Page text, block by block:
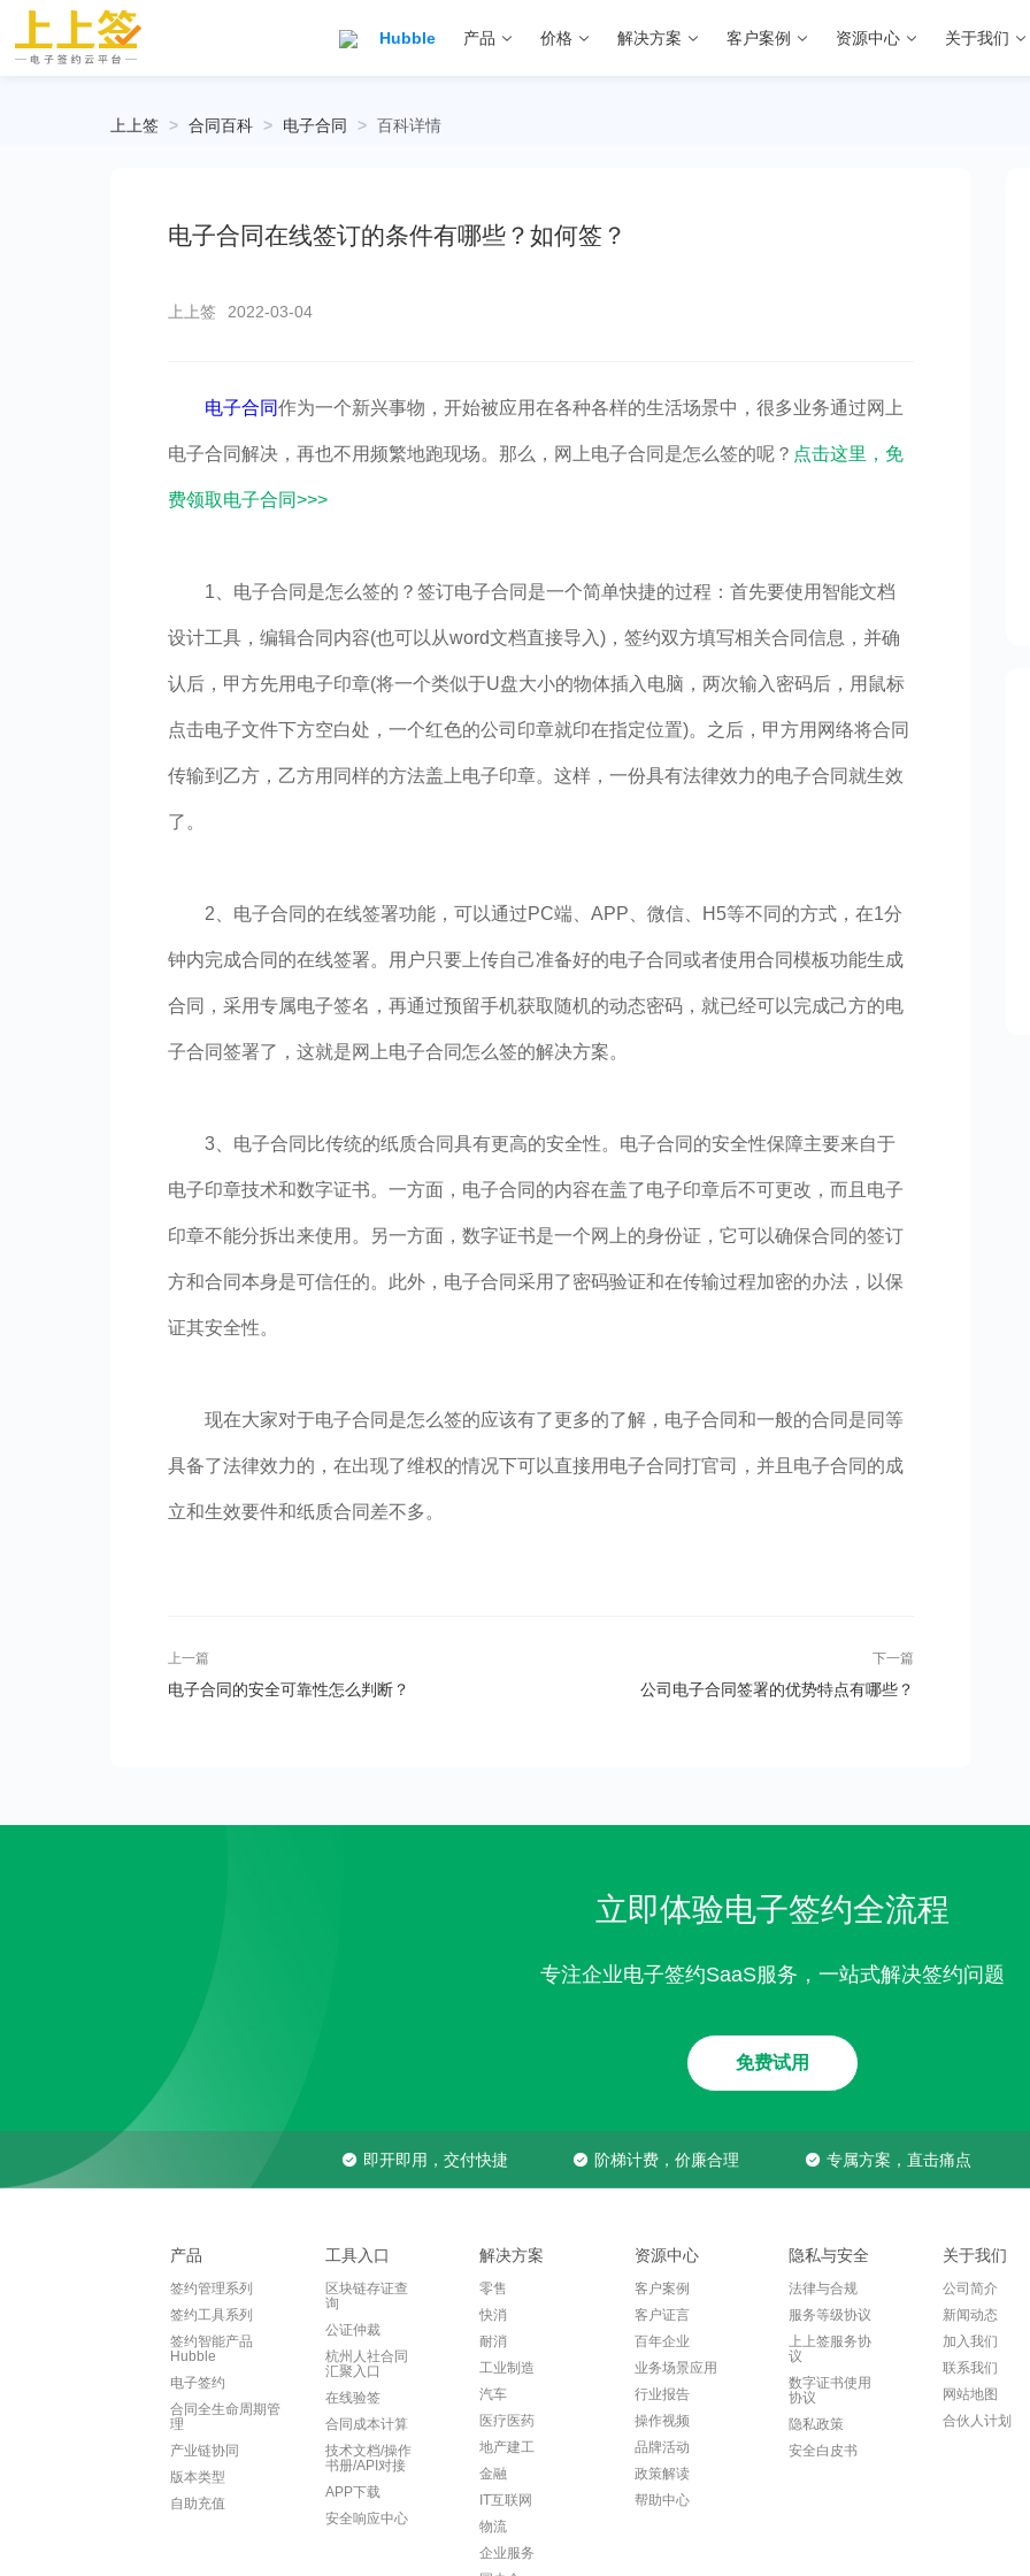
Hubble 产品 价格 解决方案 客户案例 资源中心 关于我们
上上签 > 合同百科 > 电子合同 > 百科详情
电子合同在线签订的条件有哪些？如何签？
上上签 2022-03-04
电子合同作为一个新兴事物，开始被应用在各种各样的生活场景中，很多业务通过网上
电子合同解决，再也不用频繁地跑现场。那么，网上电子合同是怎么签的呢？ 点击这里，免
费领取电子合同>>>
1、电子合同是怎么签的？签订电子合同是一个简单快捷的过程：首先要使用智能文档
设计工具，编辑合同内容(也可以从word文档直接导入)，签约双方填写相关合同信息，并确
认后，甲方先用电子印章(将一个类似于U盘大小的物体插入电脑，两次输入密码后，用鼠标
点击电子文件下方空白处，一个红色的公司印章就印在指定位置)。之后，甲方用网络将合同
传输到乙方，乙方用同样的方法盖上电子印章。这样，一份具有法律效力的电子合同就生效
了。
2、电子合同的在线签署功能，可以通过PC端、APP、微信、H5等不同的方式，在1分
钟内完成合同的在线签署。用户只要上传自己准备好的电子合同或者使用合同模板功能生成
合同，采用专属电子签名，再通过预留手机获取随机的动态密码，就已经可以完成己方的电
子合同签署了，这就是网上电子合同怎么签的解决方案。
3、电子合同比传统的纸质合同具有更高的安全性。电子合同的安全性保障主要来自于
电子印章技术和数字证书。一方面，电子合同的内容在盖了电子印章后不可更改，而且电子
印章不能分拆出来使用。另一方面，数字证书是一个网上的身份证，它可以确保合同的签订
方和合同本身是可信任的。此外，电子合同采用了密码验证和在传输过程加密的办法，以保
证其安全性。
现在大家对于电子合同是怎么签的应该有了更多的了解，电子合同和一般的合同是同等
具备了法律效力的，在出现了维权的情况下可以直接用电子合同打官司，并且电子合同的成
立和生效要件和纸质合同差不多。
上一篇
电子合同的安全可靠性怎么判断？
下一篇
公司电子合同签署的优势特点有哪些？
立即体验电子签约全流程
专注企业电子签约SaaS服务，一站式解决签约问题
免费试用
即开即用，交付快捷 阶梯计费，价廉合理 专属方案，直击痛点
产品
签约管理系列
签约工具系列
签约智能产品
Hubble
电子签约
合同全生命周期管
理
产业链协同
版本类型
自助充值
工具入口
区块链存证查
询
公证仲裁
杭州人社合同
汇聚入口
在线验签
合同成本计算
技术文档/操作
书册/API对接
APP下载
安全响应中心
解决方案
零售
快消
耐消
工业制造
汽车
医疗医药
地产建工
金融
IT互联网
物流
企业服务
资源中心
客户案例
客户证言
百年企业
业务场景应用
行业报告
操作视频
品牌活动
政策解读
帮助中心
隐私与安全
法律与合规
服务等级协议
上上签服务协
议
数字证书使用
协议
隐私政策
安全白皮书
关于我们
公司简介
新闻动态
加入我们
联系我们
网站地图
合伙人计划